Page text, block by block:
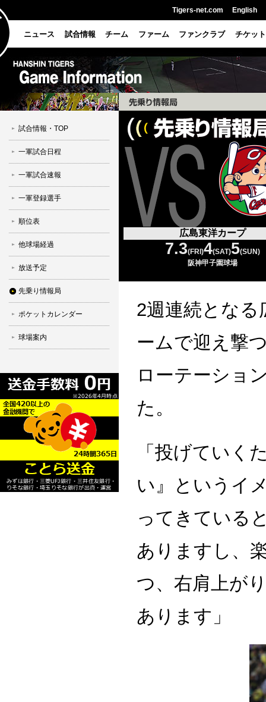
Tigers-net.com English
ニュース 試合情報 チーム ファーム ファンクラブ チケット
試合情報・TOP
一軍試合日程
一軍試合速報
一軍登録選手
順位表
他球場経過
放送予定
先乗り情報局
ポケットカレンダー
球場案内
広島東洋カープ
7.3(FRI)4(SAT)5(SUN)
阪神甲子園球場
2週連続とな
ームで迎え撃
ローテーショ
た。
「投げていく
い』というイ
ってきている
ありますし、
つ、右肩上が
あります」